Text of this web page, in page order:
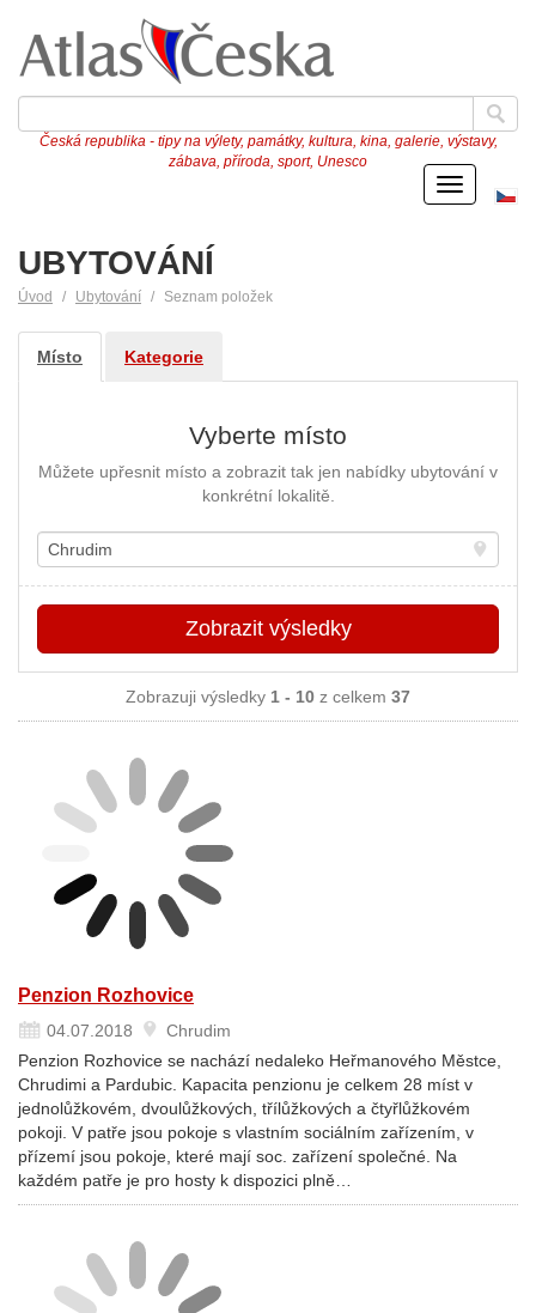
Česká republika - tipy na výlety, památky, kultura, kina, galerie, výstavy,
zábava, příroda, sport, Unesco
Menu
UBYTOVÁNÍ
Úvod Ubytování Seznam položek
Místo Kategorie
Vyberte místo
Můžete upřesnit místo a zobrazit tak jen nabídky ubytování v
konkrétní lokalitě.
Místo
Zobrazit výsledky
Zobrazuji výsledky 1 - 10 z celkem 37
Penzion Rozhovice
04.07.2018
Chrudim
Penzion Rozhovice se nachází nedaleko Heřmanového Městce,
Chrudimi a Pardubic. Kapacita penzionu je celkem 28 míst v
jednolůžkovém, dvoulůžkových, třílůžkových a čtyřlůžkovém
pokoji. V patře jsou pokoje s vlastním sociálním zařízením, v
přízemí jsou pokoje, které mají soc. zařízení společné. Na
každém patře je pro hosty k dispozici plně…